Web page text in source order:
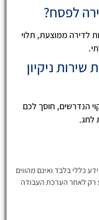
לפסח?
לפסח אורך בין 6-8 שעות לדירה ממוצעת, תלוי
ניקיון
הנדרשים, חוסך לכם
לחג.
כללי בלבד ואינם מהווים
רק לאחר הערכת העבודה